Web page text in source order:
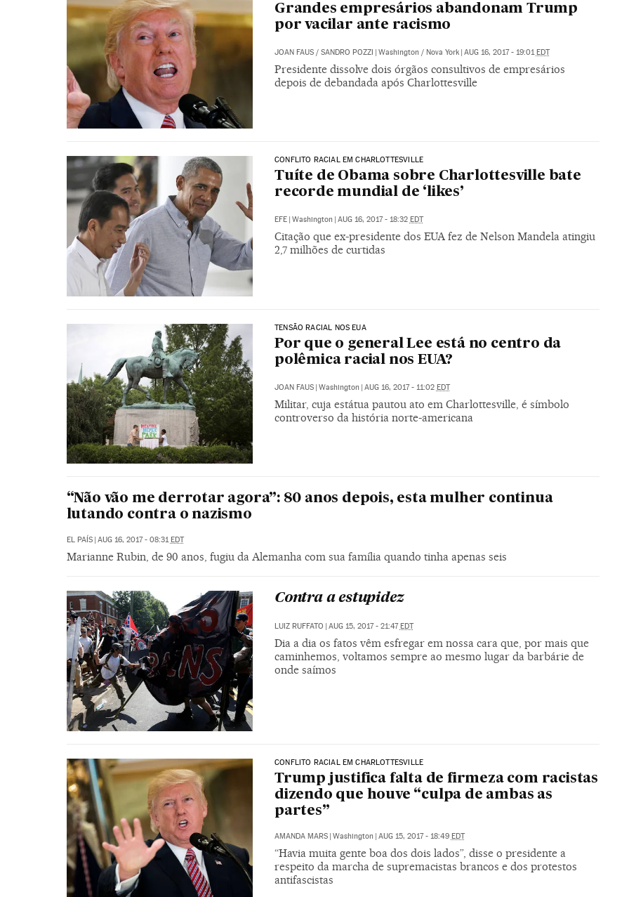
Grandes empresários abandonam Trump
por vacilar ante racismo
JOAN FAUS/ SANDRO POZZI | Washington / Nova York | AUG 16, 2017 - 19:01EDT
Presidente dissolve dois órgãos consultivos de empresários
depois de debandada após Charlottesville
CONFLITO RACIAL EM CHARLOTTESVILLE
Tuíte de Obama sobre Charlottesville bate
recorde mundial de ‘likes’
EFE Washington AUG 16, 2017 - 18:32 EDT
Citação que ex-presidente dos EUA fez de Nelson Mandela atingiu
2,7 milhões de curtidas
TENSÃO RACIAL NOS EUA
Por que o general Lee está no centro da
polêmica racial nos EUA?
JOAN FAUS | Washington | AUG 16, 2017 - 11:02 EDT
Militar, cuja estátua pautou ato em Charlottesville, é símbolo
controverso da história norte-americana
“Não vão me derrotar agora”: 80 anos depois, esta mulher continua
lutando contra o nazismo
EL PAÍS AUG 16, 2017 - 08:31 EDT
Marianne Rubin, de 90 anos, fugiu da Alemanha com sua família quando tinha apenas seis
Contra a estupidez
LUIZ RUFFATO | AUG 15, 2017 - 21:47EDT
Dia a dia os fatos vêm esfregar em nossa cara que, por mais que
caminhemos, voltamos sempre ao mesmo lugar da barbárie de
onde saímos
CONFLITO RACIAL EM CHARLOTTESVILLE
Trump justifica falta de firmeza com racistas
dizendo que houve “culpa de ambas as
partes”
AMANDA MARS Washington AUG 15, 2017 - 18:49 EDT
“Havia muita gente boa dos dois lados”, disse o presidente a
respeito da marcha de supremacistas brancos e dos protestos
antifascistas